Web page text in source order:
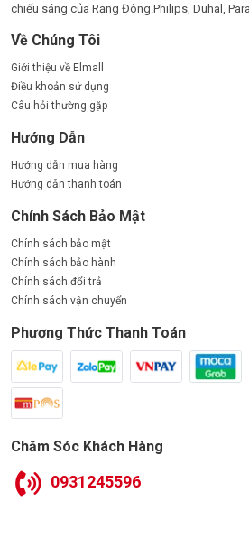
chiếu sáng của Rạng Đông.Philips, Duhal,
Về Chúng Tôi
Giới thiệu về Elmall
Điều khoản sử dụng
Câu hỏi thường gặp
Hướng Dẫn
Hướng dẫn mua hàng
Hướng dẫn thanh toán
Chính Sách Bảo Mật
Chính sách bảo mật
Chính sách bảo hành
Chính sách đổi trả
Chính sách vận chuyển
Phương Thức Thanh Toán
Chăm Sóc Khách Hàng
0931245596